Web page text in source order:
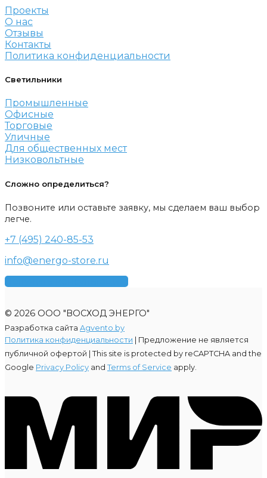
Проекты
О нас
Отзывы
Контакты
Политика конфиденциальности
Светильники
Промышленные
Офисные
Торговые
Уличные
Для общественных мест
Низковольтные
Сложно определиться?
Позвоните или оставьте заявку, мы сделаем ваш выбор
легче.
+7 (495) 240-85-53
info@energo-store.ru
Получить консультацию
© 2026 ООО "ВОСХОД ЭНЕРГО"
Разработка сайта Agvento.by
Политика конфиденциальности | Предложение не является
публичной офертой | This site is protected by reCAPTCHA and the
Google Privacy Policy and Terms of Service apply.